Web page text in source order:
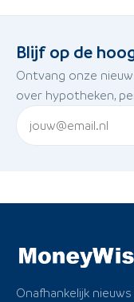
Blijf op de
Ontvang onze
over hypotheken,
Onafhankelijk